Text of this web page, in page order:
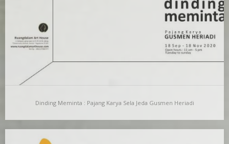
Dinding Meminta : Pajang Karya Sela Jeda Gusmen
Dinding Meminta : Pajang Karya Sela Jeda Gusmen Heriadi